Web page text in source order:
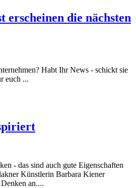
erscheinen die nächsten
Habt Ihr News - schickt sie
euch ...
- das sind auch gute Eigenschaften
Künstlerin Barbara Kiener
an....